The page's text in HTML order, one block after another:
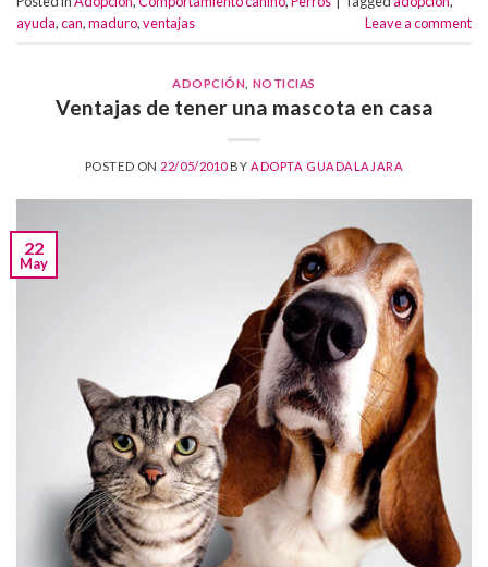
ayuda,can,maduro,ventajas Leave a comment
ADOPCIÓN NOTICIAS
Ventajas de tener una mascota en casa
POSTED ON 22/05/2010BYADOPTA GUADALAJARA
22
May